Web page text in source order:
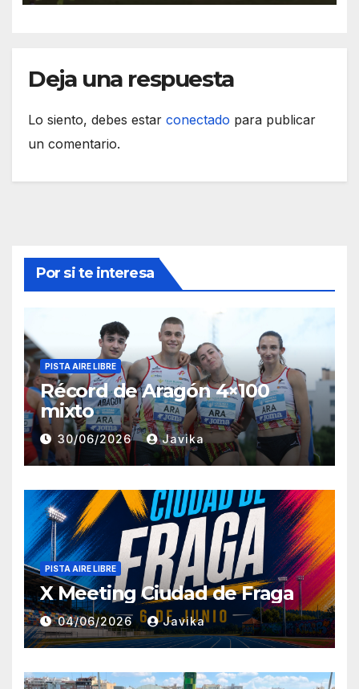
Deja una respuesta
Lo siento, debes estar conectado para publicar
un comentario.
Por si te interesa
PISTA AIRE LIBRE
Récord de Aragón 4×100
mixto
30/06/2026 Javika
PISTA AIRE LIBRE
X Meeting Ciudad de Fraga
04/06/2026 Javika